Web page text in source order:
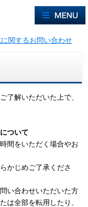
に関するお問い合わせ
了解いただいた上で、
ついて
間をいただく場合やお
かじめご了承くださ
い合わせいただいた方
は全部を転用したり、